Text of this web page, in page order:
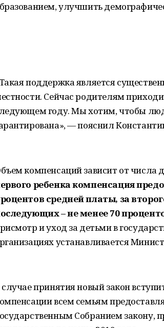
улучшить
поддержка является
Сейчас родителям
году. Мы хотим, чтобы
— пояснил
компенсаций зависит от числа
ребенка компенсация
средней платы, за
– не менее 70
и уход за детьми в
устанавливается
принятия новый закон
всем семьям
Собранием закону,